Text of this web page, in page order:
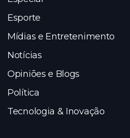
Esporte
Mídias e Entretenimento
Notícias
Opiniões e Blogs
Política
Tecnologia & Inovação